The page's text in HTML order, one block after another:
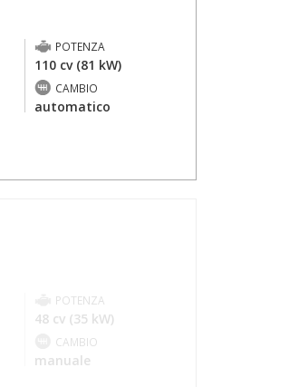
POTENZA
110 cv (81 kW)
CAMBIO
automatico
POTENZA
48 cv (35 kW)
CAMBIO
manuale